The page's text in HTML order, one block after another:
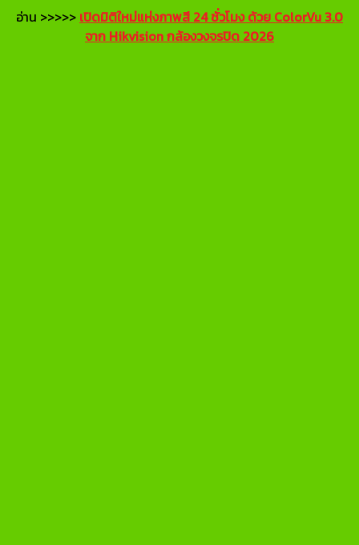
อ่าน >>>>> เปิดมิติใหม่แห่งภาพสี 24 ชั่วโมง ด้วย ColorVu 3.0
จาก Hikvision กล้องวงจรปิด 2026